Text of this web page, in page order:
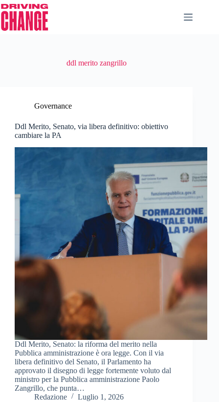
ddl merito zangrillo
Governance
Ddl Merito, Senato, via libera definitivo: obiettivo
cambiare la PA
Ddl Merito, Senato: la riforma del merito nella
Pubblica amministrazione è ora legge. Con il via
libera definitivo del Senato, il Parlamento ha
approvato il disegno di legge fortemente voluto dal
ministro per la Pubblica amministrazione Paolo
Zangrillo, che punta…
Redazione
Luglio 1, 2026